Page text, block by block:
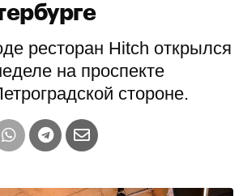
ресторан Hitch открылся
на проспекте
стороне.